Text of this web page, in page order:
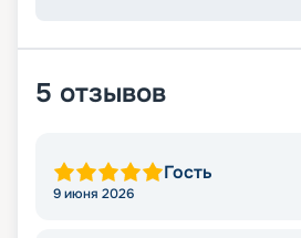
5 отзывов
Гость
9 июня 2026